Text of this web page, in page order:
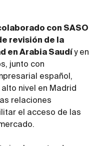
con SASO
revisión de la
en Arabia Saudí y en
junto con
español,
nivel en Madrid
relaciones
el acceso de las